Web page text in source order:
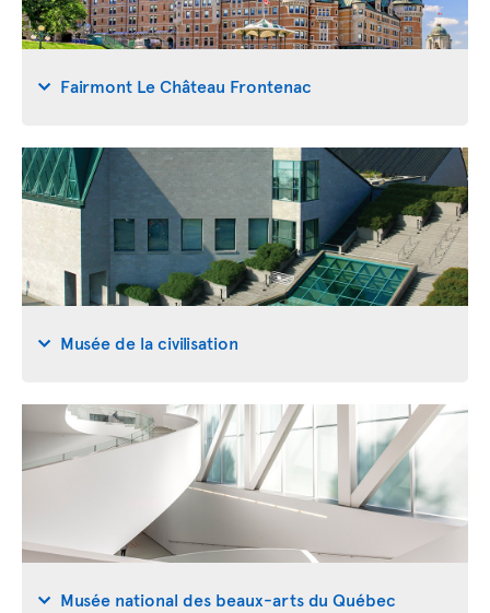
Fairmont Le Château Frontenac
Musée de la civilisation
Musée national des beaux-arts du Québec